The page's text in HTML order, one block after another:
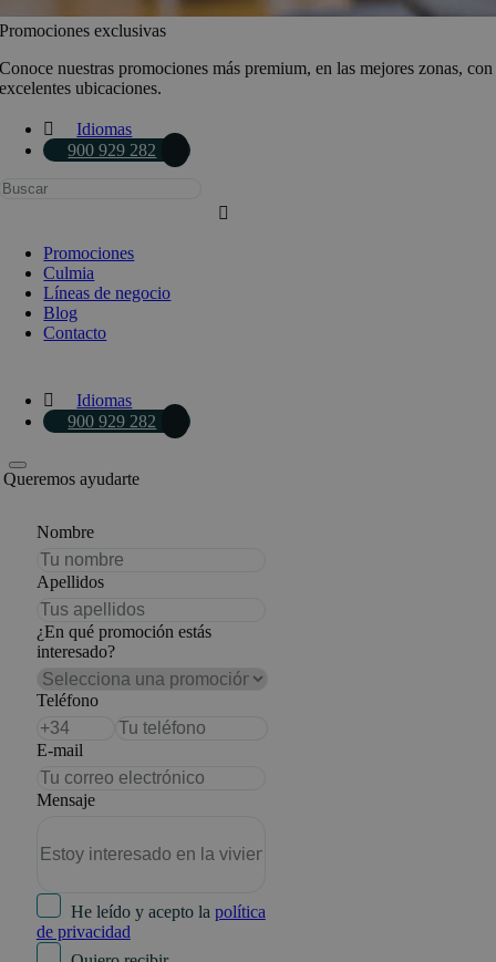
Promociones exclusivas
Conoce nuestras promociones más premium, en las mejores zonas, con
excelentes ubicaciones.
Idiomas
900 929 282
Promociones
Culmia
Líneas de negocio
Blog
Contacto
Idiomas
900 929 282
Queremos ayudarte
Nombre
Apellidos
¿En qué promoción estás
interesado?
Teléfono
E-mail
Mensaje
He leído y acepto la política
de privacidad